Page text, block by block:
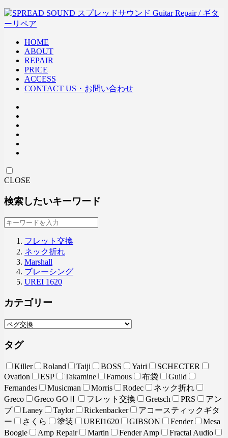
HOME
ABOUT
REPAIR
PRICE
ACCESS
CONTACT US・お問い合わせ
CLOSE
検索したいキーワード
フレット交換
ネック折れ
Marshall
ブレーシング
UREI 1620
カテゴリー
タグ
Killer Roland Taiji BOSS Yairi
SCHECTER
Ovation
ESP Takamine Famous 布袋
Guild
Fernandes
Musicman Morris Rodec
ネック折れ
Greco
Greco GOⅡ フレット交換 Gretsch PRS
アン
プ
Laney Taylor Rickenbacker
アコースティックギタ
ー
さくら 塗装 UREI1620 GIBSON Fender
Mesa
Boogie
Amp Repair Martin Fender Amp
Fractal Audio